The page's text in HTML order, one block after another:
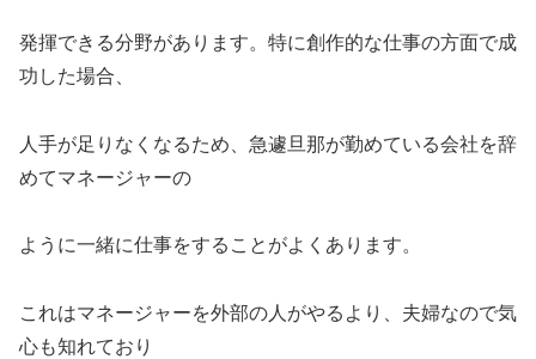
発揮できる分野があります。特に創作的な仕事の方面で成
功した場合、
人手が足りなくなるため、急遽旦那が勤めている会社を辞
めてマネージャーの
ように一緒に仕事をすることがよくあります。
これはマネージャーを外部の人がやるより、夫婦なので気
心も知れており